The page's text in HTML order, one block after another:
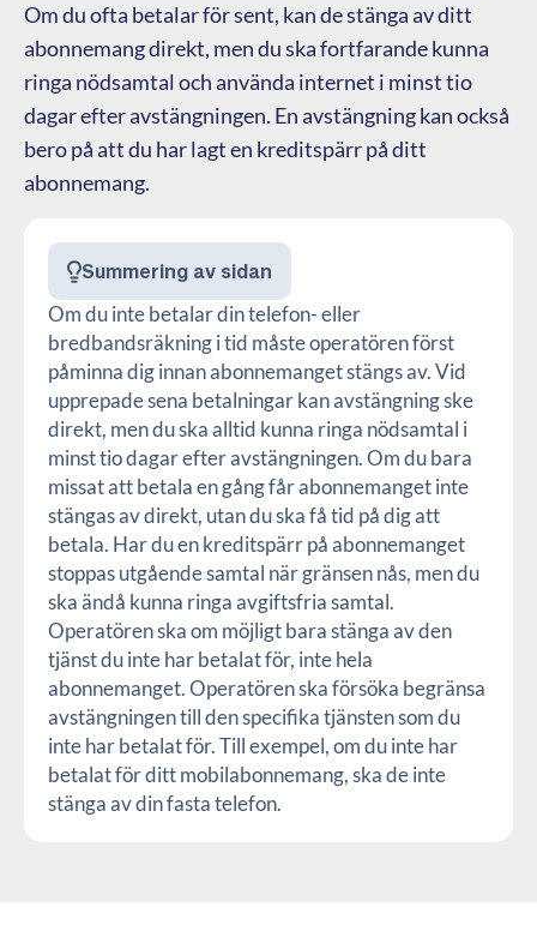
Om du ofta betalar för sent, kan de stänga av ditt
abonnemang direkt, men du ska fortfarande kunna
ringa nödsamtal och använda internet i minst tio
dagar efter avstängningen. En avstängning kan också
bero på att du har lagt en kreditspärr på ditt
abonnemang.
Summering av sidan
Om du inte betalar din telefon- eller
bredbandsräkning i tid måste operatören först
påminna dig innan abonnemanget stängs av. Vid
upprepade sena betalningar kan avstängning ske
direkt, men du ska alltid kunna ringa nödsamtal i
minst tio dagar efter avstängningen. Om du bara
missat att betala en gång får abonnemanget inte
stängas av direkt, utan du ska få tid på dig att
betala. Har du en kreditspärr på abonnemanget
stoppas utgående samtal när gränsen nås, men du
ska ändå kunna ringa avgiftsfria samtal.
Operatören ska om möjligt bara stänga av den
tjänst du inte har betalat för, inte hela
abonnemanget. Operatören ska försöka begränsa
avstängningen till den specifika tjänsten som du
inte har betalat för. Till exempel, om du inte har
betalat för ditt mobilabonnemang, ska de inte
stänga av din fasta telefon.